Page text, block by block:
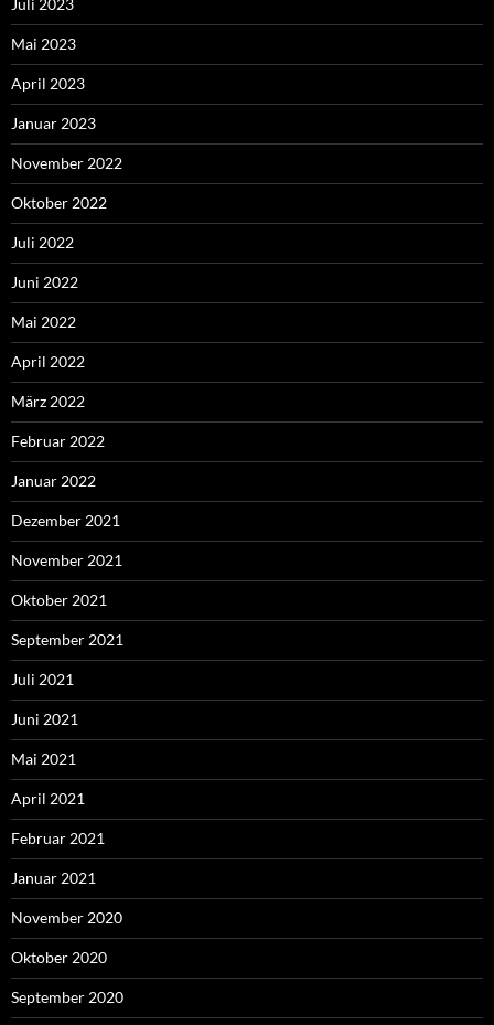
Mai 2023
April 2023
Januar 2023
November 2022
Oktober 2022
Juli 2022
Juni 2022
Mai 2022
April 2022
März 2022
Februar 2022
Januar 2022
Dezember 2021
November 2021
Oktober 2021
September 2021
Juli 2021
Juni 2021
Mai 2021
April 2021
Februar 2021
Januar 2021
November 2020
Oktober 2020
September 2020